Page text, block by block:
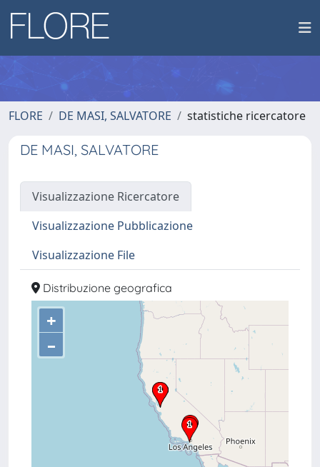
FLORE DE MASI, SALVATORE statistiche ricercatore
DE MASI, SALVATORE
Visualizzazione Ricercatore
Visualizzazione Pubblicazione
Visualizzazione File
Distribuzione geografica
+
–